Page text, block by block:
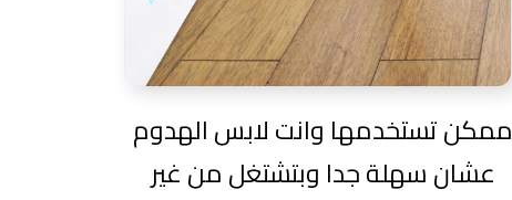
ممكن تستخدمها وانت لابس الهدوم
عشان سهلة جدا وبتشتغل من غير